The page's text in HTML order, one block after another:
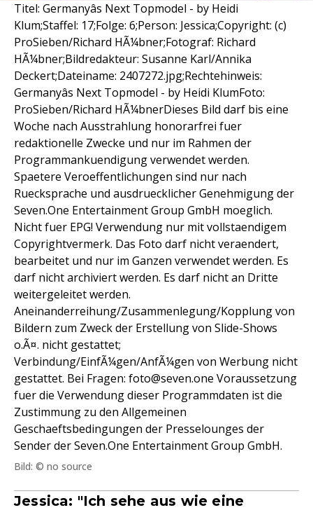
Titel: Germanyâs Next Topmodel - by Heidi
Klum;Staffel: 17;Folge: 6;Person: Jessica;Copyright: (c)
ProSieben/Richard HÃ¼bner;Fotograf: Richard
HÃ¼bner;Bildredakteur: Susanne Karl/Annika
Deckert;Dateiname: 2407272.jpg;Rechtehinweis:
Germanyâs Next Topmodel - by Heidi KlumFoto:
ProSieben/Richard HÃ¼bnerDieses Bild darf bis eine
Woche nach Ausstrahlung honorarfrei fuer
redaktionelle Zwecke und nur im Rahmen der
Programmankuendigung verwendet werden.
Spaetere Veroeffentlichungen sind nur nach
Ruecksprache und ausdruecklicher Genehmigung der
Seven.One Entertainment Group GmbH moeglich.
Nicht fuer EPG! Verwendung nur mit vollstaendigem
Copyrightvermerk. Das Foto darf nicht veraendert,
bearbeitet und nur im Ganzen verwendet werden. Es
darf nicht archiviert werden. Es darf nicht an Dritte
weitergeleitet werden.
Aneinanderreihung/Zusammenlegung/Kopplung von
Bildern zum Zweck der Erstellung von Slide-Shows
o.Ã¤. nicht gestattet;
Verbindung/EinfÃ¼gen/AnfÃ¼gen von Werbung nicht
gestattet. Bei Fragen: foto@seven.one Voraussetzung
fuer die Verwendung dieser Programmdaten ist die
Zustimmung zu den Allgemeinen
Geschaeftsbedingungen der Presselounges der
Sender der Seven.One Entertainment Group GmbH.
Bild: © no source
Jessica: "Ich sehe aus wie eine